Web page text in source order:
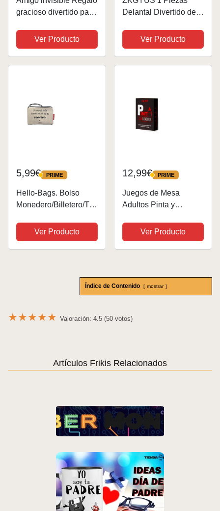
gracioso divertido para
Camiseta de manga
corta, negra.
Ver Producto
Delantal Divertido de
Sexy Apron Barbacoa
Fiesta Delantal
Barbacoa Fiesta
Ver Producto
5,99€ PRIME
PRIME
Hello-Bags. Bolso
Monedero/Billetero/Tarj
Forro Interior. Modelo:
LA Curva. Color:
Crudo. 14 * 10 cm.
Ver Producto
12,99€ PRIME
PRIME
Juegos de Mesa
Adultos Pinta y
Mesa Divertidos para
Adultos, Regalos
Originales y Divertidos,
Fiestas y Reuniones,...
Ver Producto
Índice de Contenido mostrar
★★★★★ Valoración: 4.5 (50 votos)
Artículos Frikis Relacionados